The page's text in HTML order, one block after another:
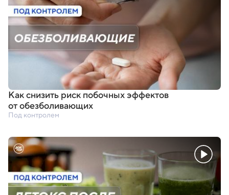
Как снизить риск побочных эффектов
от обезболивающих
Под контролем